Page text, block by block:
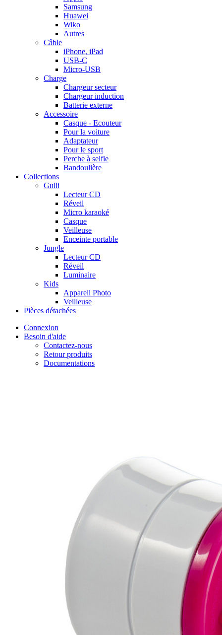
Samsung
Huawei
Wiko
Autres
Câble
iPhone, iPad
USB-C
Micro-USB
Charge
Chargeur secteur
Chargeur induction
Batterie externe
Accessoire
Casque - Ecouteur
Pour la voiture
Adaptateur
Pour le sport
Perche à selfie
Bandoulière
Collections
Gulli
Lecteur CD
Réveil
Micro karaoké
Casque
Veilleuse
Enceinte portable
Jungle
Lecteur CD
Réveil
Luminaire
Kids
Appareil Photo
Veilleuse
Pièces détachées
Connexion
Besoin d'aide
Contactez-nous
Retour produits
Documentations